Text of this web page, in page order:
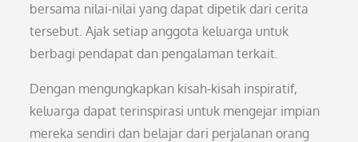
bersama nilai-nilai yang dapat dipetik dari cerita
tersebut. Ajak setiap anggota keluarga untuk
berbagi pendapat dan pengalaman terkait.
Dengan mengungkapkan kisah-kisah inspiratif,
keluarga dapat terinspirasi untuk mengejar impian
mereka sendiri dan belajar dari perjalanan orang